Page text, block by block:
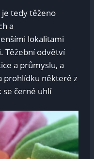
je tedy těženo
a
lokalitami
Těžební odvětví
a průmyslu, a
prohlídku některé z
se černé uhlí